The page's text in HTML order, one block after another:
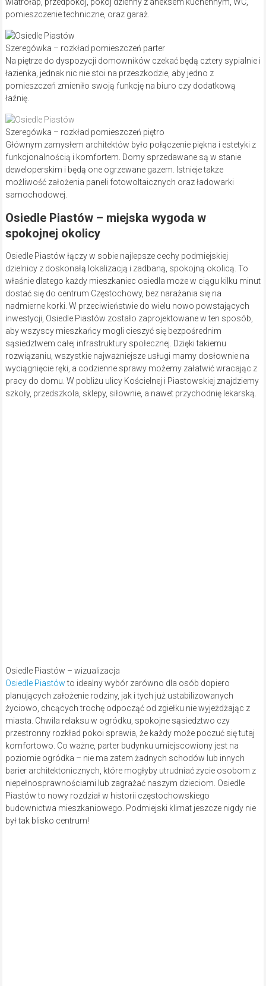
pomieszczenie techniczne, oraz garaż.
Szeregówka – rozkład pomieszczeń parter
Na piętrze do dyspozycji domowników czekać będą cztery sypialnie i
łazienka, jednak nic nie stoi na przeszkodzie, aby jedno z
pomieszczeń zmieniło swoją funkcję na biuro czy dodatkową
łaźnię.
Szeregówka – rozkład pomieszczeń piętro
Głównym zamysłem architektów było połączenie piękna i estetyki z
funkcjonalnością i komfortem. Domy sprzedawane są w stanie
deweloperskim i będą one ogrzewane gazem. Istnieje także
możliwość założenia paneli fotowoltaicznych oraz ładowarki
samochodowej.
Osiedle Piastów – miejska wygoda w
spokojnej okolicy
Osiedle Piastów łączy w sobie najlepsze cechy podmiejskiej
dzielnicy z doskonałą lokalizacją i zadbaną, spokojną okolicą. To
właśnie dlatego każdy mieszkaniec osiedla może w ciągu kilku minut
dostać się do centrum Częstochowy, bez narażania się na
nadmierne korki. W przeciwieństwie do wielu nowo powstających
inwestycji, Osiedle Piastów zostało zaprojektowane w ten sposób,
aby wszyscy mieszkańcy mogli cieszyć się bezpośrednim
sąsiedztwem całej infrastruktury społecznej. Dzięki takiemu
rozwiązaniu, wszystkie najważniejsze usługi mamy dosłownie na
wyciągnięcie ręki, a codzienne sprawy możemy załatwić wracając z
pracy do domu. W pobliżu ulicy Kościelnej i Piastowskiej znajdziemy
szkoły, przedszkola, sklepy, siłownie, a nawet przychodnię lekarską.
Osiedle Piastów – wizualizacja
Osiedle Piastówto idealny wybór zarówno dla osób dopiero
planujących założenie rodziny, jak i tych już ustabilizowanych
życiowo, chcących trochę odpocząć od zgiełku nie wyjeżdżając z
miasta. Chwila relaksu w ogródku, spokojne sąsiedztwo czy
przestronny rozkład pokoi sprawia, że każdy może poczuć się tutaj
komfortowo. Co ważne, parter budynku umiejscowiony jest na
poziomie ogródka – nie ma zatem żadnych schodów lub innych
barier architektonicznych, które mogłyby utrudniać życie osobom z
niepełnosprawnościami lub zagrażać naszym dzieciom. Osiedle
Piastów to nowy rozdział w historii częstochowskiego
budownictwa mieszkaniowego. Podmiejski klimat jeszcze nigdy nie
był tak blisko centrum!